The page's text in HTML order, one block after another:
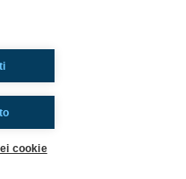
cookie